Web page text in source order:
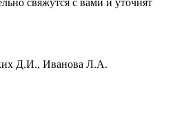
Д.И., Иванова Л.А.